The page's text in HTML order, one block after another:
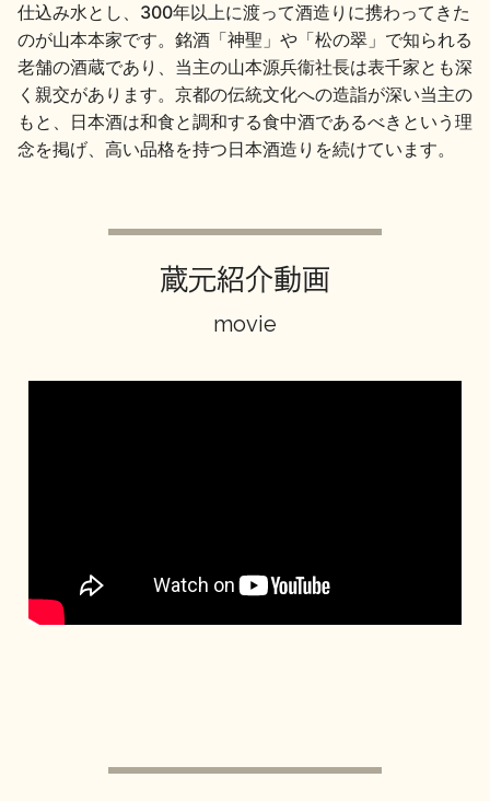
歳時記 地酒蔵元会検定
地酒・イベント情報
イベント情報TOP 新商品・おすすめ商品
仕込み水とし、300年以上に渡って酒造りに携わってきた
のが山本本家です。銘酒「神聖」や「松の翠」で知られる
老舗の酒蔵であり、当主の山本源兵衞社長は表千家とも深
く親交があります。京都の伝統文化への造詣が深い当主の
もと、日本酒は和食と調和する食中酒であるべきという理
念を掲げ、高い品格を持つ日本酒造りを続けています。
蔵元紹介動画
movie